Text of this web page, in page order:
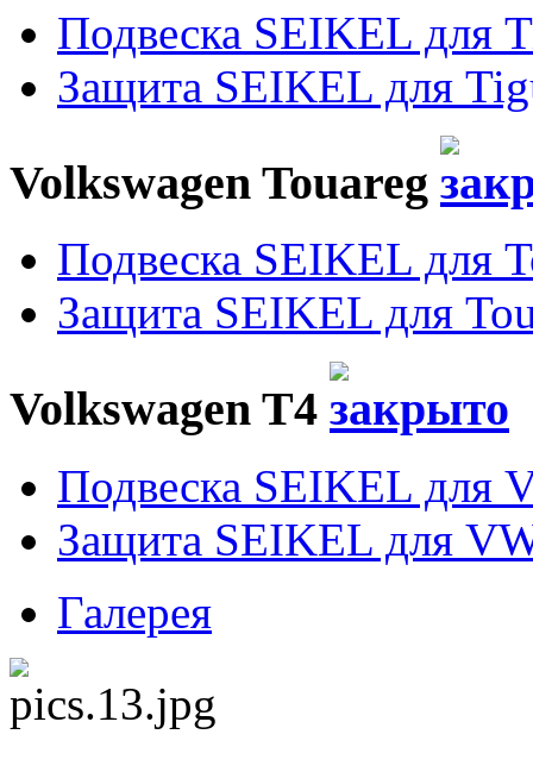
Подвеска SEIKEL для
Защита SEIKEL для
Volkswagen Touareg
Подвеска SEIKEL для
Защита SEIKEL для
Volkswagen T4
Подвеска SEIKEL для
Защита SEIKEL для
Галерея